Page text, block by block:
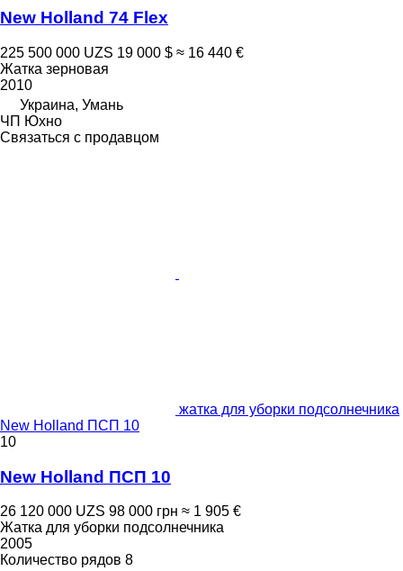
New Holland 74 Flex
225 500 000 UZS 19 000 $ ≈ 16 440 €
Жатка зерновая
2010
Украина, Умань
ЧП Юхно
Связаться с продавцом
жатка для уборки подсолнечника
New Holland ПСП 10
10
New Holland ПСП 10
26 120 000 UZS 98 000 грн ≈ 1 905 €
Жатка для уборки подсолнечника
2005
Количество рядов 8